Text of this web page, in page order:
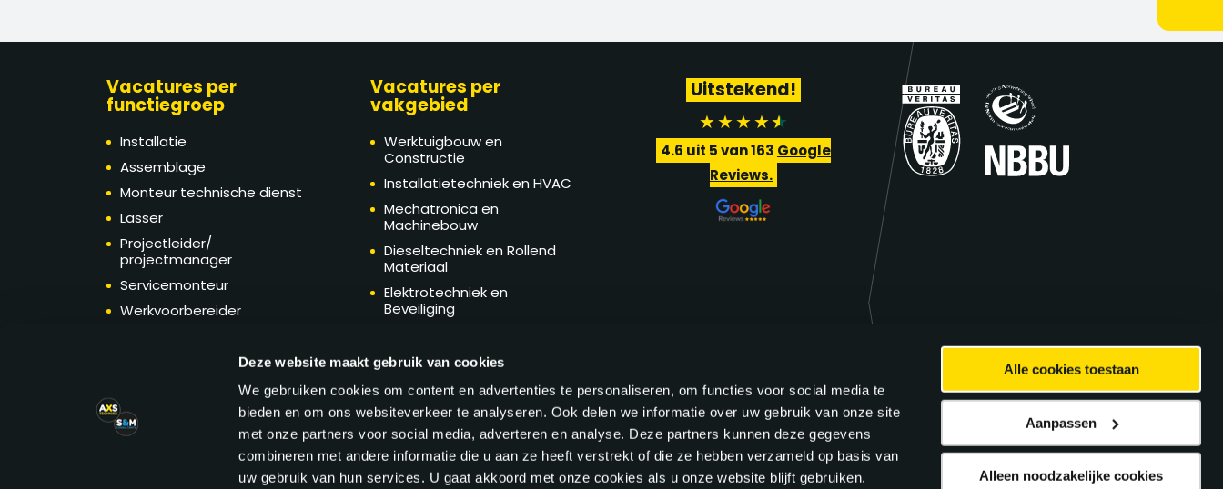
Deze website maakt gebruik van cookies
We gebruiken cookies om content en advertenties te personaliseren, om functies voor social media te
bieden en om ons websiteverkeer te analyseren. Ook delen we informatie over uw gebruik van onze site
met onze partners voor social media, adverteren en analyse. Deze partners kunnen deze gegevens
combineren met andere informatie die u aan ze heeft verstrekt of die ze hebben verzameld op basis van
uw gebruik van hun services. U gaat akkoord met onze cookies als u onze website blijft gebruiken.
Alle cookies toestaan
Aanpassen
Alleen noodzakelijke cookies
Vacatures per
functiegroep
Installatie
Assemblage
Monteur technische dienst
Lasser
Projectleider/
projectmanager
Servicemonteur
Werkvoorbereider
Technische inkoop
Verspaning
Vacatures per
vakgebied
Werktuigbouw en
Constructie
Installatietechniek en HVAC
Mechatronica en
Machinebouw
Dieseltechniek en Rollend
Materiaal
Elektrotechniek en
Beveiliging
Uitstekend!
4.6 uit 5 van163 Google
Reviews.